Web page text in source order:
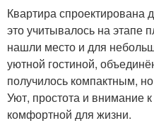
Квартира спроектирована
это учитывалось на этапе
нашли место и для
уютной гостиной,
получилось компактным,
Уют, простота и внимание
комфортной для жизни.